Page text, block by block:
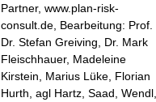
Partner, www.plan-risk-
consult.de, Bearbeitung: Prof.
Dr. Stefan Greiving, Dr. Mark
Fleischhauer, Madeleine
Kirstein, Marius Lüke, Florian
Hurth, agl Hartz, Saad, Wendl,